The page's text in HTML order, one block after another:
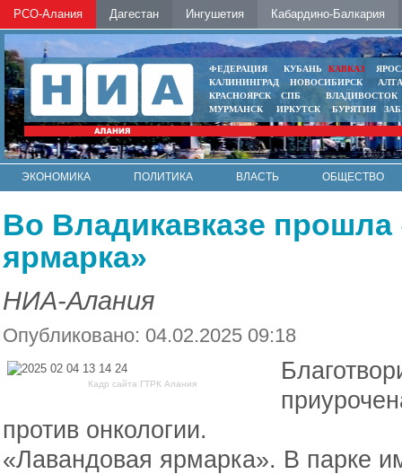
РСО-Алания Дагестан Ингушетия Кабардино-Балкария
ФЕДЕРАЦИЯ КУБАНЬ КАВКАЗ
КАЛИНИНГРАД
НОВОСИБИРСК
КРАСНОЯРСК
СПБ
ВЛАДИВОСТОК
МУРМАНСК
ИРКУТСК БУРЯТИЯ
ЭКОНОМИКА ПОЛИТИКА ВЛАСТЬ
ОБЩЕСТВО
Во Владикавказе
ярмарка»
НИА-Алания
Опубликовано: 04.02.2025 09:18
Кадр сайта ГТРК Алания
против онкологии.
«Лавандовая ярмарка». В парке